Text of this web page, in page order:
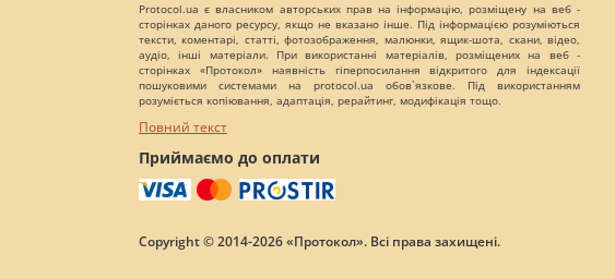
Protocol.ua є власником авторських прав на інформацію, розміщену на веб -
сторінках даного ресурсу, якщо не вказано інше. Під інформацією розуміються
тексти, коментарі, статті, фотозображення, малюнки, ящик-шота, скани, відео,
аудіо, інші матеріали. При використанні матеріалів, розміщених на веб -
сторінках «Протокол» наявність гіперпосилання відкритого для індексації
пошуковими системами на protocol.ua обов`язкове. Під використанням
розуміється копіювання, адаптація, рерайтинг, модифікація тощо.
Повний текст
Приймаємо до оплати
Copyright © 2014-2026 «Протокол». Всі права захищені.